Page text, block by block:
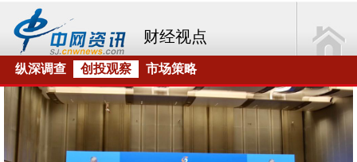
财经视点
纵深调查 创投观察 市场策略